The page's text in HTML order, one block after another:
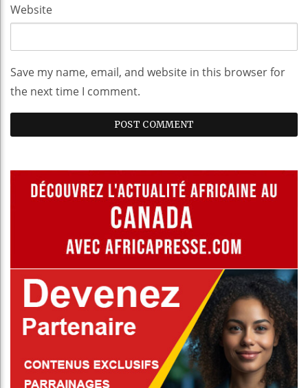
Website
Save my name, email, and website in this browser for
the next time I comment.